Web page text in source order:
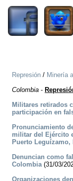
Represión / Minería
Colombia -
Militares retirados
participación en
Pronunciamiento
militar del Ejército
Puerto Leguízamo,
Denuncian como
Colombia(31/03/
Organizaciones